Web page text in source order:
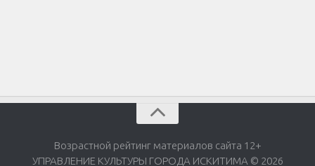
Возрастной рейтинг материалов сайта 12+
УПРАВЛЕНИЕ КУЛЬТУРЫ ГОРОДА ИСКИТИМА © 2026